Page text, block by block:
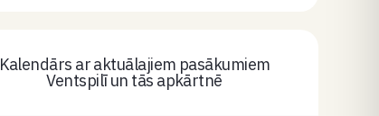
Kalendārs ar aktuālajiem pasākumiem
Ventspilī un tās apkārtnē